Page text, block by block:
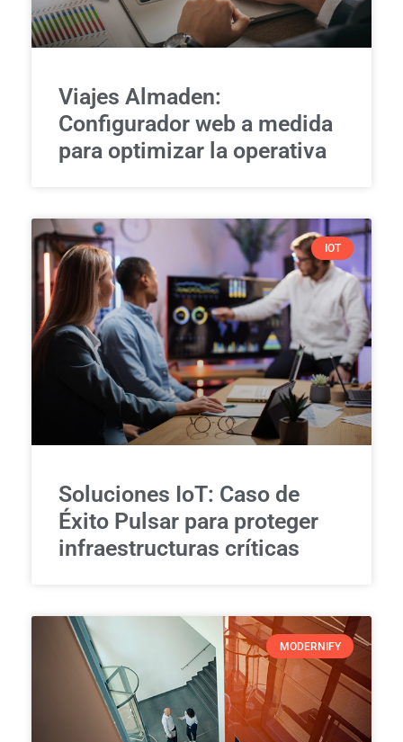
Viajes Almaden:
Configurador web a medida
para optimizar la operativa
IOT
Soluciones IoT: Caso de
Éxito Pulsar para proteger
infraestructuras críticas
MODERNIFY